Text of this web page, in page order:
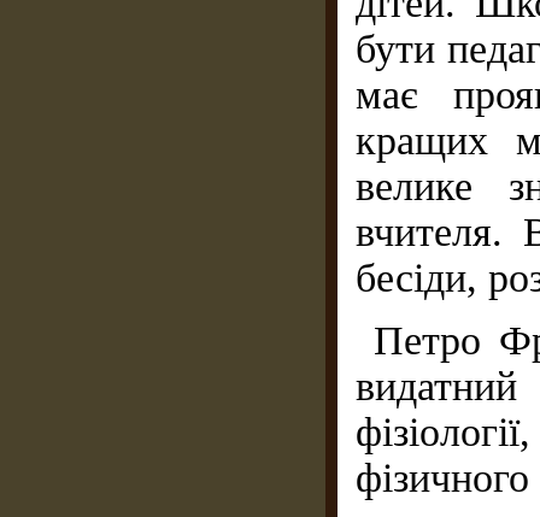
бути
має
кращих
велике
вчителя.
бесіди,
Петро